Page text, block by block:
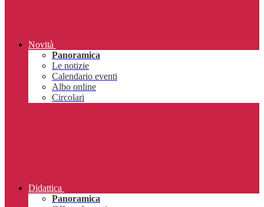
Novità
Panoramica
Le notizie
Calendario eventi
Albo online
Circolari
Didattica
Panoramica